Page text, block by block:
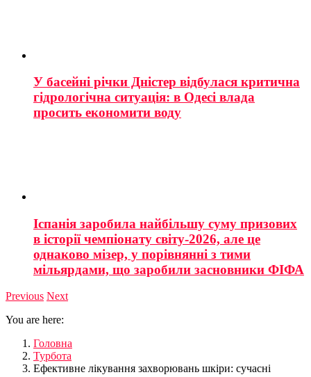
У басейні річки Дністер відбулася критична
гідрологічна ситуація: в Одесі влада
просить економити воду
Іспанія заробила найбільшу суму призових
в історії чемпіонату світу-2026, але це
однаково мізер, у порівнянні з тими
мільярдами, що заробили засновники ФІФА
Previous Next
You are here:
Головна
Турбота
Ефективне лікування захворювань шкіри: сучасні